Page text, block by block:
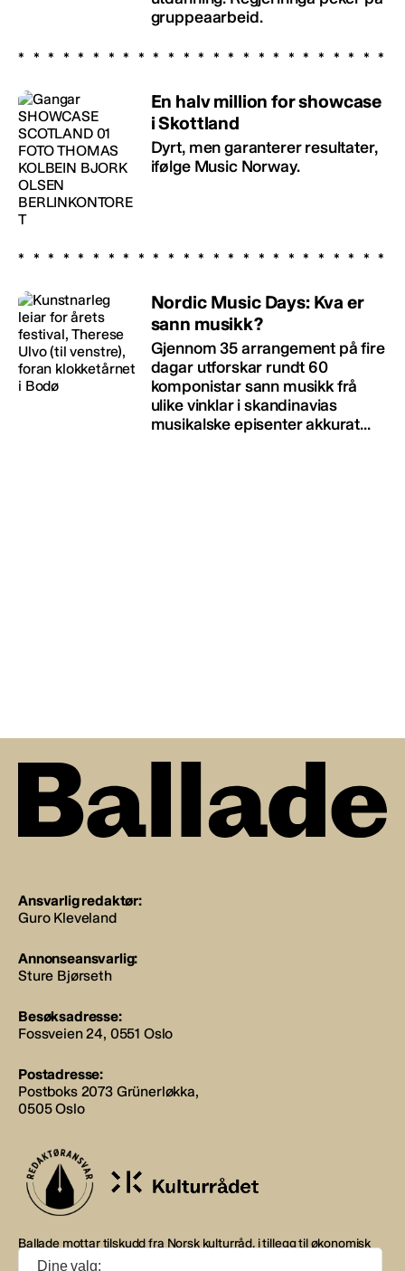
gruppeaarbeid.
En halv million for showcase
i Skottland
Dyrt, men garanterer resultater,
ifølge Music Norway.
Nordic Music Days: Kva er
sann musikk?
Gjennom 35 arrangement på fire
dagar utforskar rundt 60
komponistar sann musikk frå
ulike vinklar i skandinavias
musikalske episenter akkurat...
Ansvarlig redaktør:
Guro Kleveland
Annonseansvarlig:
Sture Bjørseth
Besøksadresse:
Fossveien 24, 0551 Oslo
Postadresse:
Postboks 2073 Grünerløkka,
0505 Oslo
Ballade mottar tilskudd fra Norsk kulturråd, i tillegg til økonomisk
støtte fra eierne NOPA, Norsk komponistforening og
Dine valg: